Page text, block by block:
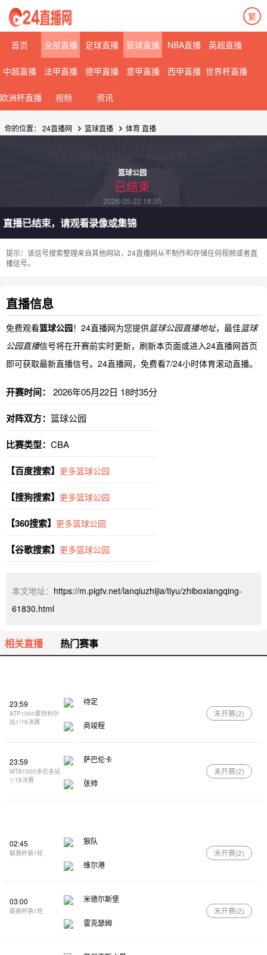
繁
首页 全部直播 足球直播 篮球直播 NBA直播 英超直播
中超直播 法甲直播 德甲直播 意甲直播 西甲直播 世界杯直播
欧洲杯直播 视频 资讯
你的位置： 24直播网 篮球直播 体育 直播
篮球公园
已结束
2026-05-22 18:35
直播已结束，请观看录像或集锦
提示：该信号搜索整理来自其他网站，24直播网从不制作和存储任何视频或者直
播信号。
直播信息
免费观看篮球公园！24直播网为您提供篮球公园直播地址，最佳篮球
公园直播信号将在开赛前实时更新，刷新本页面或进入24直播网首页
即可获取最新直播信号。24直播网，免费看7/24小时体育滚动直播。
开赛时间： 2026年05月22日 18时35分
对阵双方： 篮球公园
比赛类型： CBA
【百度搜索】 更多篮球公园
【搜狗搜索】 更多篮球公园
【360搜索】 更多篮球公园
【谷歌搜索】 更多篮球公园
本文地址： https://m.pigtv.net/lanqiuzhijia/tiyu/zhiboxiangqing-
61830.html
相关直播 热门赛事
08月07日 星期五
23:59
ATP1000蒙特利尔
站1/16决赛
待定
商竣程
未开赛(2)
23:59
WTA1000多伦多站
1/16决赛
萨巴伦卡
张帅
未开赛(2)
08月08日 星期六
02:45
联赛杯第1轮
狼队
维尔港
未开赛(2)
03:00
联赛杯第1轮
米德尔斯堡
雷克瑟姆
未开赛(2)